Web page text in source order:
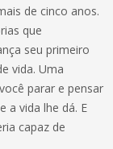
de cinco anos.
que
seu primeiro
vida. Uma
parar e pensar
a vida lhe dá. E
capaz de